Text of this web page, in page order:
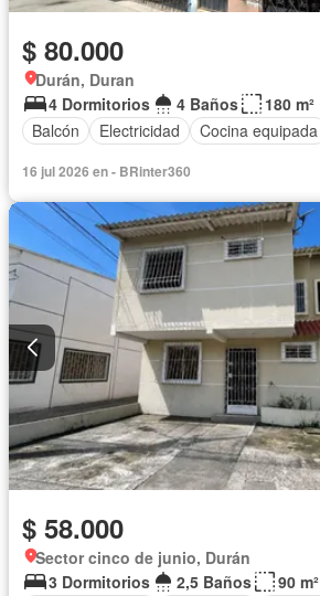
$ 80.000
Durán, Duran
4 Dormitorios
4 Baños
180 m²
Balcón
Electricidad Cocina equipada
16 jul 2026 en - BRinter360
$ 58.000
Sector cinco de junio, Durán
3 Dormitorios
2,5 Baños
90 m²